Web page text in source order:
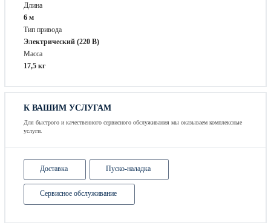
Длина
6 м
Тип привода
Электрический (220 В)
Масса
17,5 кг
К ВАШИМ УСЛУГАМ
Для быстрого и качественного сервисного обслуживания мы оказываем комплексные
услуги.
Доставка Пуско-наладка
Сервисное обслуживание